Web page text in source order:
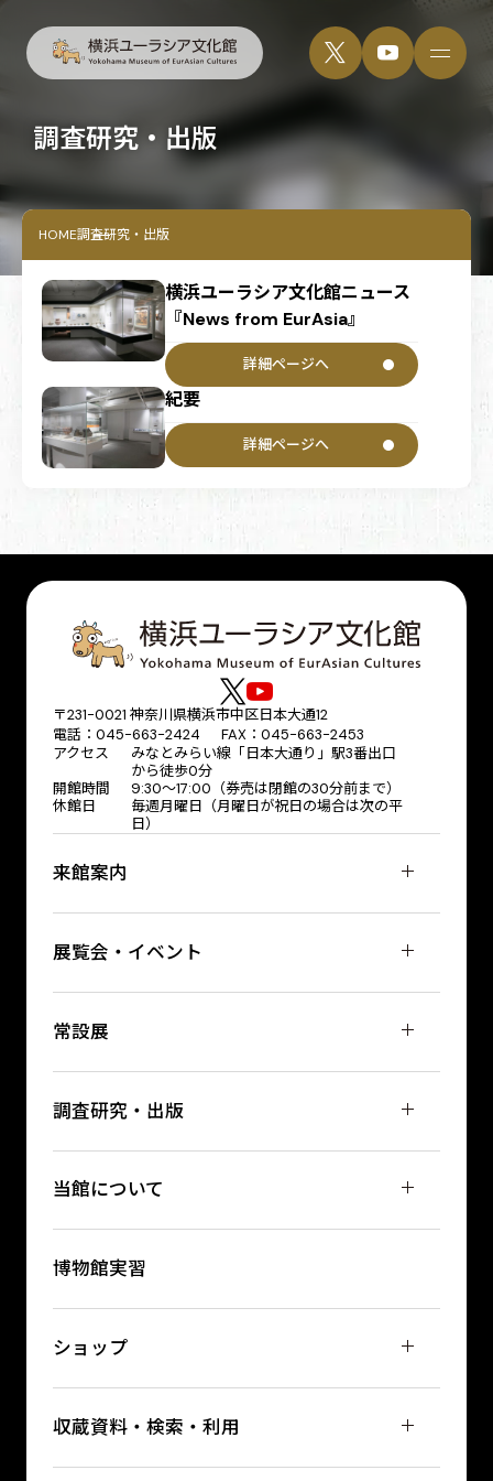
調査研究・出版
HOME調査研究・出版
横浜ユーラシア文化館ニュース
『News from EurAsia』
詳細ページへ
紀要
詳細ページへ
〒231-0021 神奈川県横浜市中区日本大通12
電話：045-663-2424 FAX：045-663-2453
アクセス
みなとみらい線「日本大通り」駅3番出口
から徒歩0分
開館時間
9:30～17:00（券売は閉館の30分前まで）
休館日
毎週月曜日（月曜日が祝日の場合は次の平
日）
来館案内
展覧会・イベント
常設展
調査研究・出版
当館について
博物館実習
ショップ
収蔵資料・検索・利用